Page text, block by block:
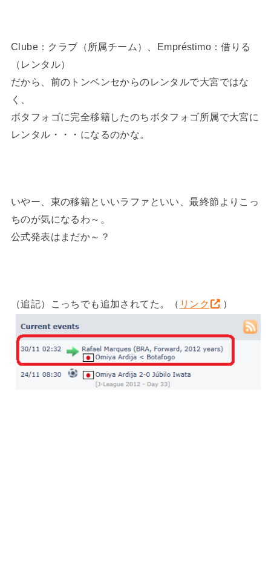
Clube：クラブ（所属チーム）、Empréstimo：借りる
（レンタル）
だから、前のトンベンセからのレンタルで大宮ではな
く、
ボタフォゴに完全移籍したのちボタフォゴ所属で大宮に
レンタル・・・になるのかな。
いやー、東の移籍といいラファといい、最終節よりこっ
ちのが気になるわ～。
公式発表はまだか～？
（追記）こっちでも追加されてた。（ リンク ）